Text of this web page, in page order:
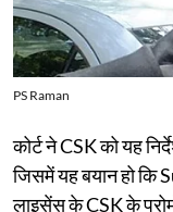
PS Raman
कोर्ट ने CSK को यह
जिसमें यह बयान हो कि
लाइसेंस के CSK के